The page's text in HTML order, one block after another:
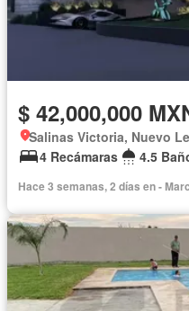
$ 42,000,000
Salinas Victoria, Nuevo
4 Recámaras
4.5
Hace 3 semanas, 2 días en -